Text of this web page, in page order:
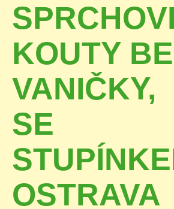
KOUTY
VANIČKY,
SE
OSTRAVA